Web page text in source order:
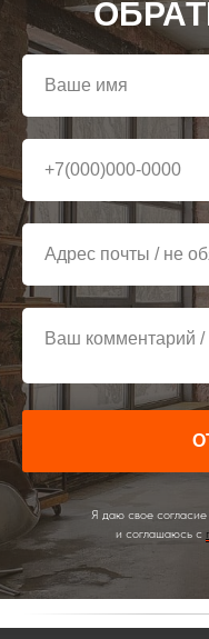
Ваше имя
+7(000)000-0000
Адрес почты / не
Ваш комментарий /
Я даю свое
и соглашаюсь с